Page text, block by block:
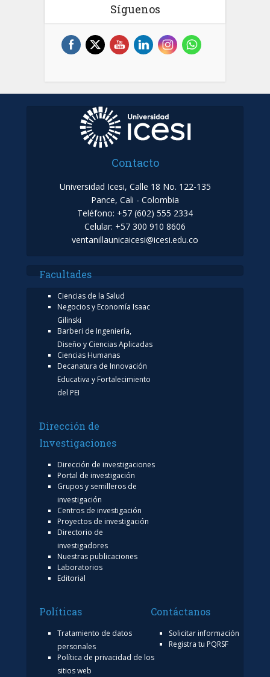
Síguenos
Contacto
Universidad Icesi, Calle 18 No. 122-135
Pance, Cali - Colombia
Teléfono: +57 (602) 555 2334
Celular: +57 300 910 8606
ventanillaunicaicesi@icesi.edu.co
Facultades
Ciencias de la Salud
Negocios y Economía Isaac
Gilinski
Barberi de Ingeniería,
Diseño y Ciencias Aplicadas
Ciencias Humanas
Decanatura de Innovación
Educativa y Fortalecimiento
del PEI
Dirección de
Investigaciones
Dirección de investigaciones
Portal de investigación
Grupos y semilleros de
investigación
Centros de investigación
Proyectos de investigación
Directorio de
investigadores
Nuestras publicaciones
Laboratorios
Editorial
Políticas
Tratamiento de datos
personales
Política de privacidad de los
sitios web
Contáctanos
Solicitar información
Registra tu PQRSF